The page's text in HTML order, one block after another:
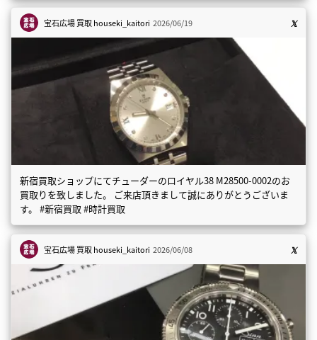
宝石広場 買取houseki_kaitori 2026/06/19
新宿買取ショップにてチューダーのロイヤル38 M28500-0002のお
買取りを致しました。 ご来店頂きまして誠にありがとうございま
す。 #新宿買取 #時計買取
宝石広場 買取houseki_kaitori 2026/06/08